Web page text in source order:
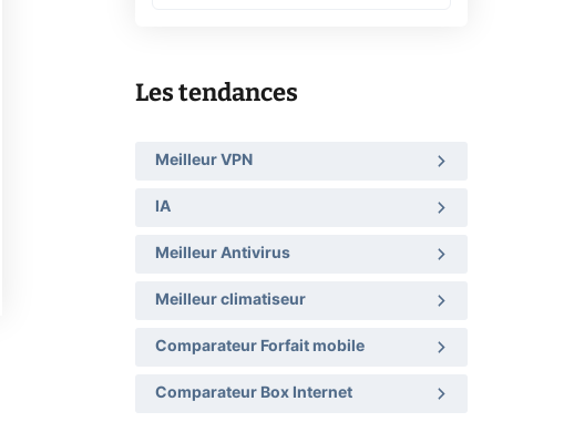
Les tendances
Meilleur VPN
IA
Meilleur Antivirus
Meilleur climatiseur
Comparateur Forfait mobile
Comparateur Box Internet